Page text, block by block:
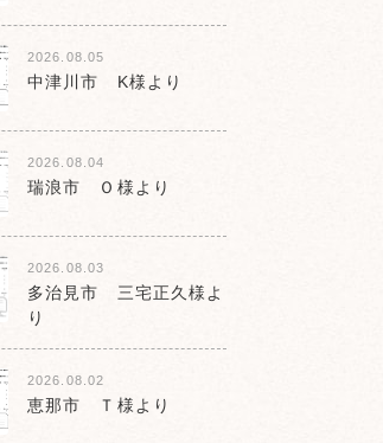
2026.08.05
中津川市 K様より
2026.08.04
瑞浪市 Ｏ様より
2026.08.03
多治見市 三宅正久様よ
り
2026.08.02
恵那市 Ｔ様より